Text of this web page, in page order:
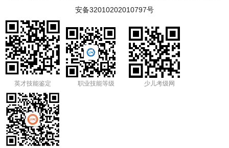
安备32010202010797号
英才技能鉴定 职业技能等级 少儿考级网